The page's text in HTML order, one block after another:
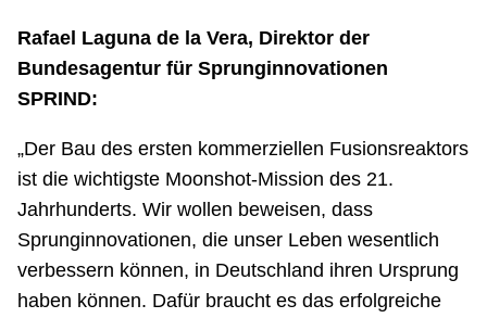
Rafael Laguna de la Vera, Direktor der
Bundesagentur für Sprunginnovationen
SPRIND:
„Der Bau des ersten kommerziellen Fusionsreaktors
ist die wichtigste Moonshot-Mission des 21.
Jahrhunderts. Wir wollen beweisen, dass
Sprunginnovationen, die unser Leben wesentlich
verbessern können, in Deutschland ihren Ursprung
haben können. Dafür braucht es das erfolgreiche